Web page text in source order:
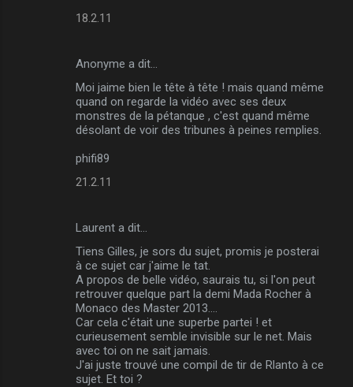
18.2.11
Anonyme a dit…
Moi jaime bien le tête à tête ! mais quand même
quand on regarde la vidéo avec ses deux
monstres de la pétanque , c'est quand même
désolant de voir des tribunes à peines remplies.
phifi89
21.2.11
Laurent a dit…
Tiens Gilles, je sors du sujet, promis je posterai
à ce sujet car j'aime le tat.
A propos de belle vidéo, saurais tu, si l'on peut
retrouver quelque part la demi Mada Rocher à
Monaco des Master 2013....
Car cela c'était une superbe partei ! et
curieusement semble invisible sur le net. Mais
avec toi on ne sait jamais.
J'ai juste trouvé une compil de tir de Rlanto à ce
sujet. Et toi ?